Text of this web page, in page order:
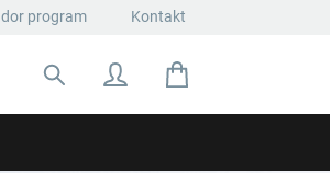
program Kontakt
Suche nach: